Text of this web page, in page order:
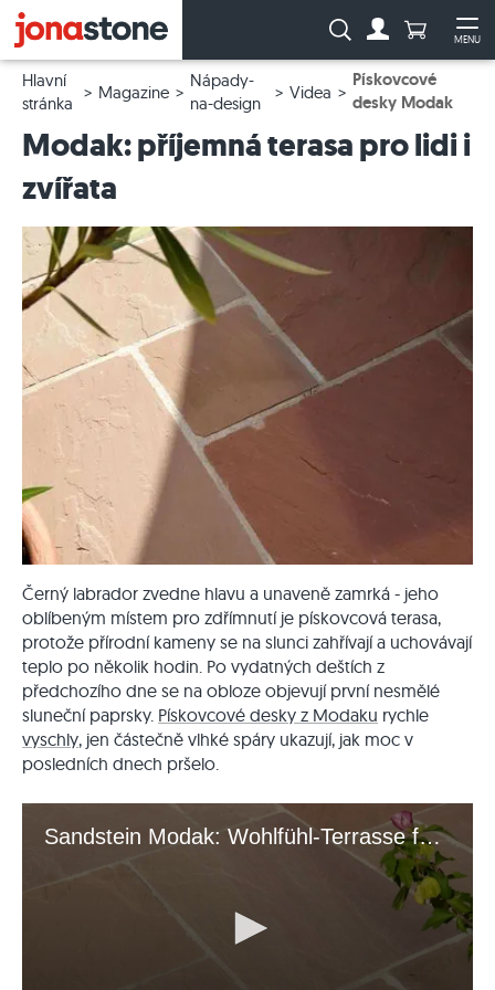
MENU
Vyhledávání:Počet
Hlavní
stránka
Magazine
Nápady-
na-design
Videa
Pískovcové
desky Modak
Modak: příjemná terasa pro lidi i
zvířata
Černý labrador zvedne hlavu a unaveně zamrká - jeho
oblíbeným místem pro zdřímnutí je pískovcová terasa,
protože přírodní kameny se na slunci zahřívají a uchovávají
teplo po několik hodin. Po vydatných deštích z
předchozího dne se na obloze objevují první nesmělé
sluneční paprsky. Pískovcové desky z Modaku rychle
vyschly, jen částečně vlhké spáry ukazují, jak moc v
posledních dnech pršelo.
Sandstein Modak: Wohlfühl-Terrasse für Mensch und Tier